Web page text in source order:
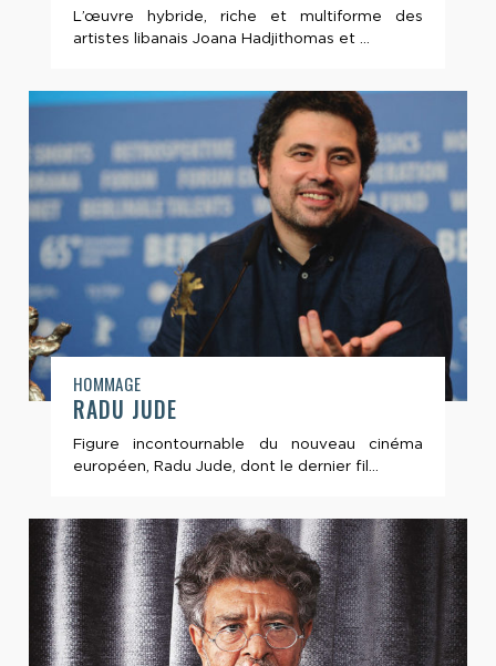
L’œuvre hybride, riche et multiforme des
artistes libanais Joana Hadjithomas et ...
HOMMAGE
RADU JUDE
Figure incontournable du nouveau cinéma
européen, Radu Jude, dont le dernier fil...